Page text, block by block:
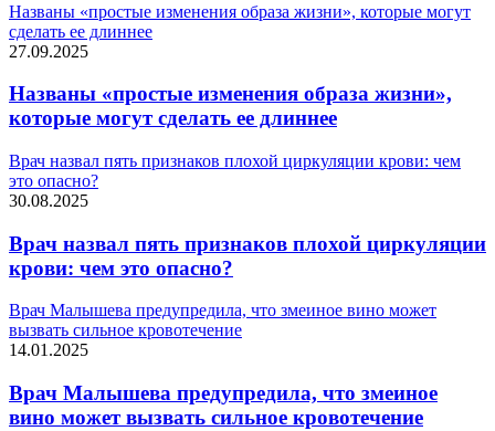
Названы «простые изменения образа жизни», которые могут
сделать ее длиннее
27.09.2025
Названы «простые изменения образа жизни»,
которые могут сделать ее длиннее
Врач назвал пять признаков плохой циркуляции крови: чем
это опасно?
30.08.2025
Врач назвал пять признаков плохой циркуляции
крови: чем это опасно?
Врач Малышева предупредила, что змеиное вино может
вызвать сильное кровотечение
14.01.2025
Врач Малышева предупредила, что змеиное
вино может вызвать сильное кровотечение